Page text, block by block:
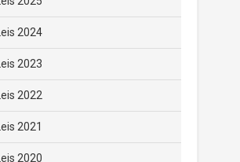
Leis 2024
Leis 2023
Leis 2022
Leis 2021
Leis 2020